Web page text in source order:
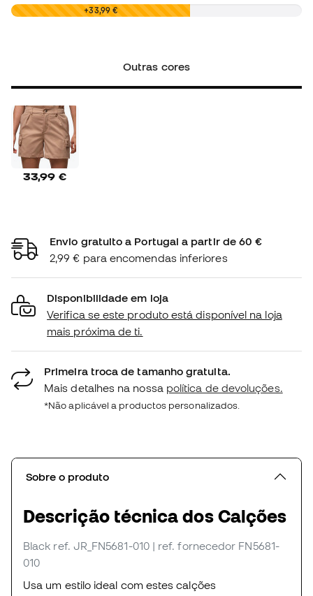
0,00 € +33,99 €
Outras cores
33,99 €
Envio gratuito a Portugal a partir de 60 €
2,99 € para encomendas inferiores
Disponibilidade em loja
Verifica se este produto está disponível na loja
mais próxima de ti.
Primeira troca de tamanho gratuita.
Mais detalhes na nossa política de devoluções.
*Não aplicável a productos personalizados.
Sobre o produto
Descrição técnica dos Calções
Black ref. JR_FN5681-010 | ref. fornecedor FN5681-
010
Usa um estilo ideal com estes calções